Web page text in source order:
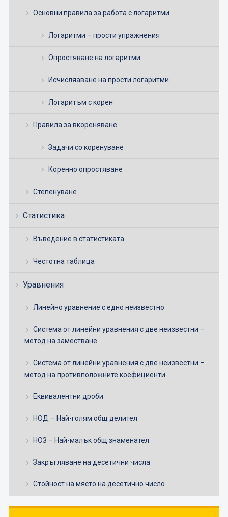
Основни правила за работа с логаритми
Логаритми – прости упражнения
Опростяване на логаритми
Исчисляаване на прости логаритми
Логаритъм с корен
Правила за вкореняване
Задачи со коренуване
Коренно опростяване
Степенуване
Статистика
Въведение в статистиката
Честотна таблица
Уравнения
Линейно уравнение с едно неизвестно
Система от линейни уравнения с две неизвестни –
метод на заместване
Система от линейни уравнения с две неизвестни –
метод на противположните коефициенти
Еквивалентни дроби
НОД – Най-голям общ делител
НОЗ – Най-малък общ знаменател
Закръгляване на десетични числа
Стойност на място на десетично число